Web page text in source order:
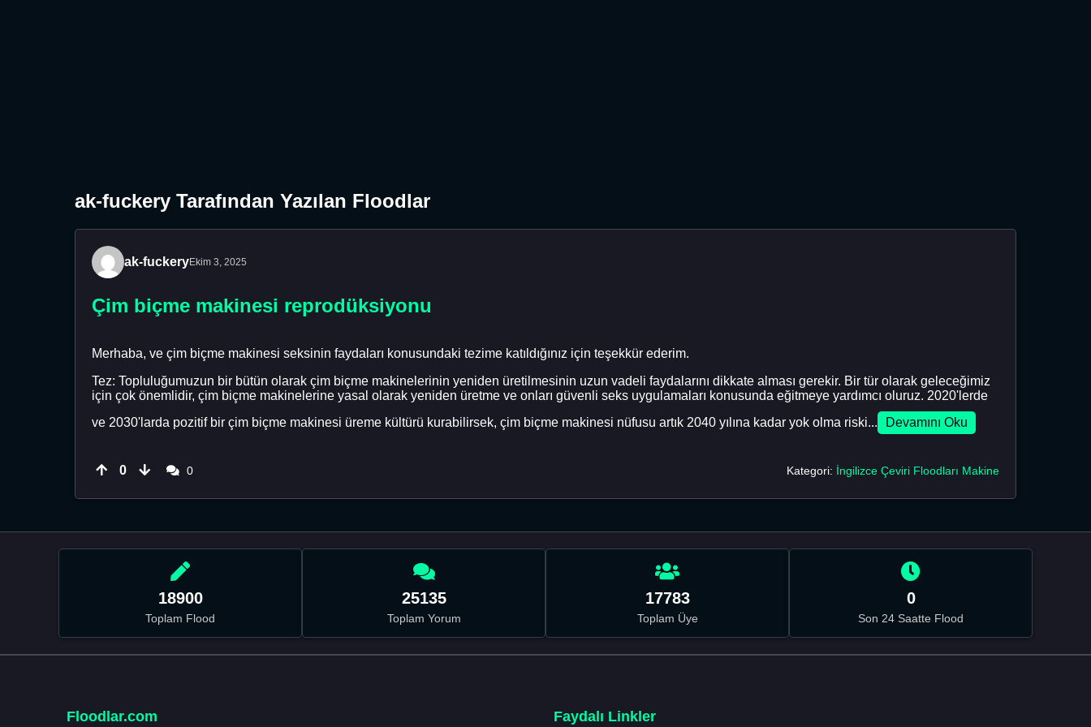
ak-fuckery Tarafından Yazılan Floodlar
ak-fuckeryEkim 3, 2025
Çim biçme makinesi reprodüksiyonu
Merhaba, ve çim biçme makinesi seksinin faydaları konusundaki tezime katıldığınız için teşekkür ederim.
Tez: Topluluğumuzun bir bütün olarak çim biçme makinelerinin yeniden üretilmesinin uzun vadeli faydalarını dikkate alması gerekir. Bir tür olarak geleceğimiz
için çok önemlidir, çim biçme makinelerine yasal olarak yeniden üretme ve onları güvenli seks uygulamaları konusunda eğitmeye yardımcı oluruz. 2020'lerde
ve 2030'larda pozitif bir çim biçme makinesi üreme kültürü kurabilirsek, çim biçme makinesi nüfusu artık 2040 yılına kadar yok olma riski...
Devamını Oku
0 0 Kategori: İngilizce Çeviri Floodları Makine
18900
Toplam Flood
25135
Toplam Yorum
17783
Toplam Üye
0
Son 24 Saatte Flood
Floodlar.com Faydalı Linkler